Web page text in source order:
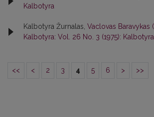
Kalbotyra
Kalbotyra Žurnalas, Vaclovas Baravykas
Kalbotyra: Vol. 26 No. 3 (1975): Kalbotyra
<< < 2 3 4 5 6 > >>